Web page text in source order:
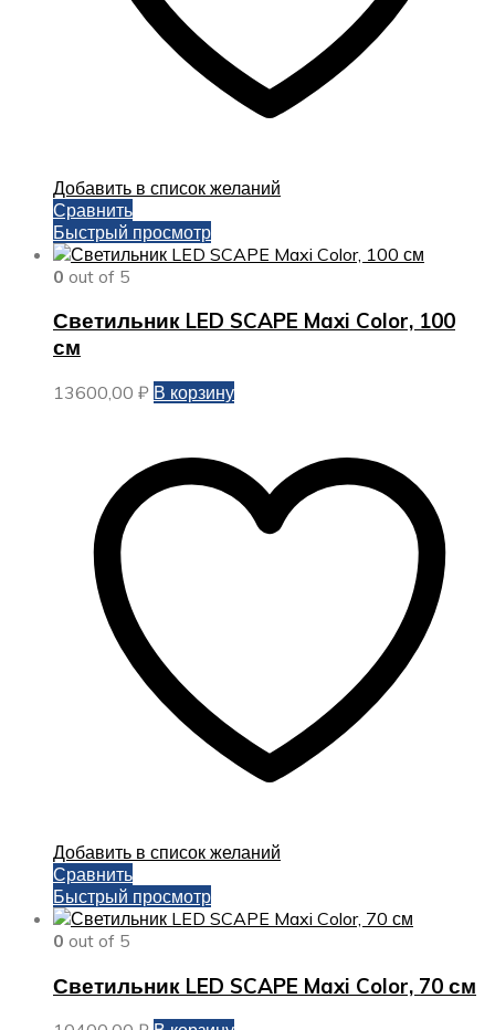
Добавить в список желаний
Сравнить
Быстрый просмотр
0 out of 5
Светильник LED SCAPE Maxi Color, 100
см
13600,00 ₽ В корзину
Добавить в список желаний
Сравнить
Быстрый просмотр
0 out of 5
Светильник LED SCAPE Maxi Color, 70 см